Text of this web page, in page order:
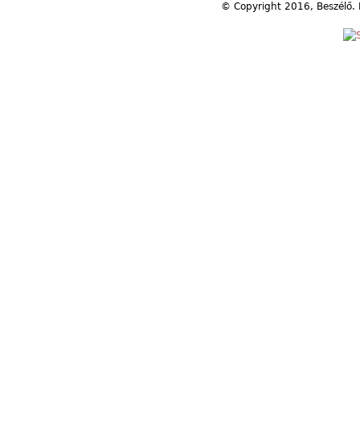
© Copyright 2016,